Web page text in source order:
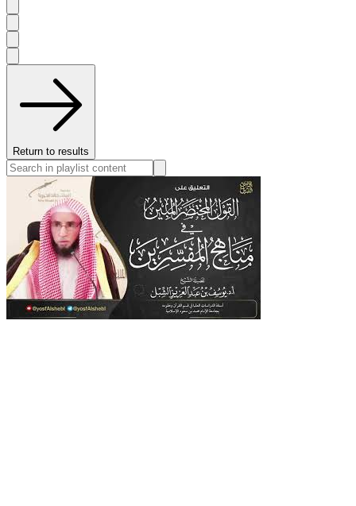
Return to results